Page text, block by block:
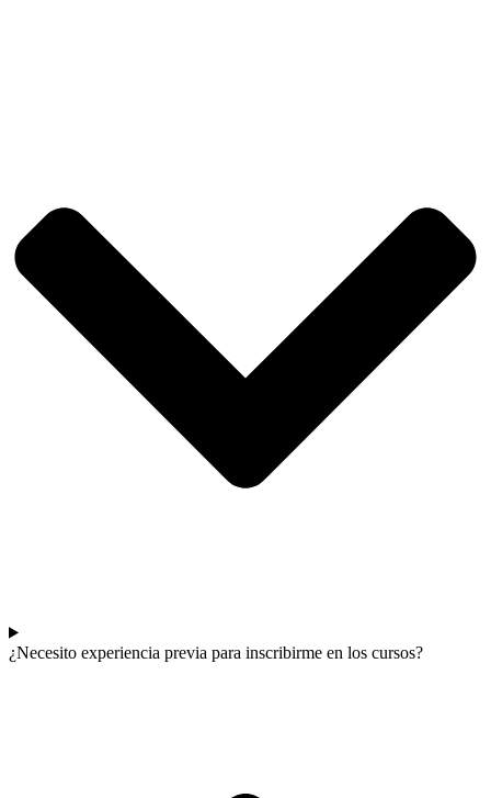
¿Necesito experiencia previa para inscribirme en los cursos?